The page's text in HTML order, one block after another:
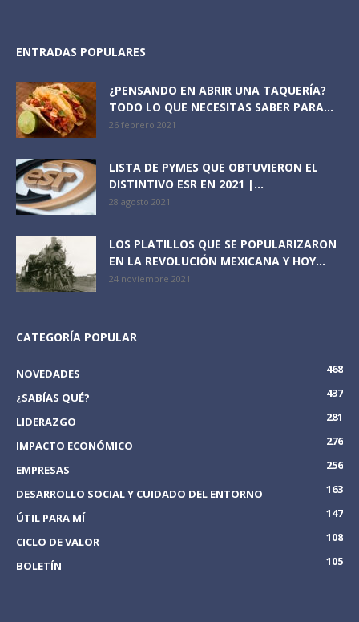
ENTRADAS POPULARES
¿PENSANDO EN ABRIR UNA TAQUERÍA?
TODO LO QUE NECESITAS SABER PARA...
26 febrero 2021
LISTA DE PYMES QUE OBTUVIERON EL
DISTINTIVO ESR EN 2021 |...
28 agosto 2021
LOS PLATILLOS QUE SE POPULARIZARON
EN LA REVOLUCIÓN MEXICANA Y HOY...
24 noviembre 2021
CATEGORÍA POPULAR
NOVEDADES
468
¿SABÍAS QUÉ?
437
LIDERAZGO
281
IMPACTO ECONÓMICO
276
EMPRESAS
256
DESARROLLO SOCIAL Y CUIDADO DEL ENTORNO
163
ÚTIL PARA MÍ
147
CICLO DE VALOR
108
BOLETÍN
105